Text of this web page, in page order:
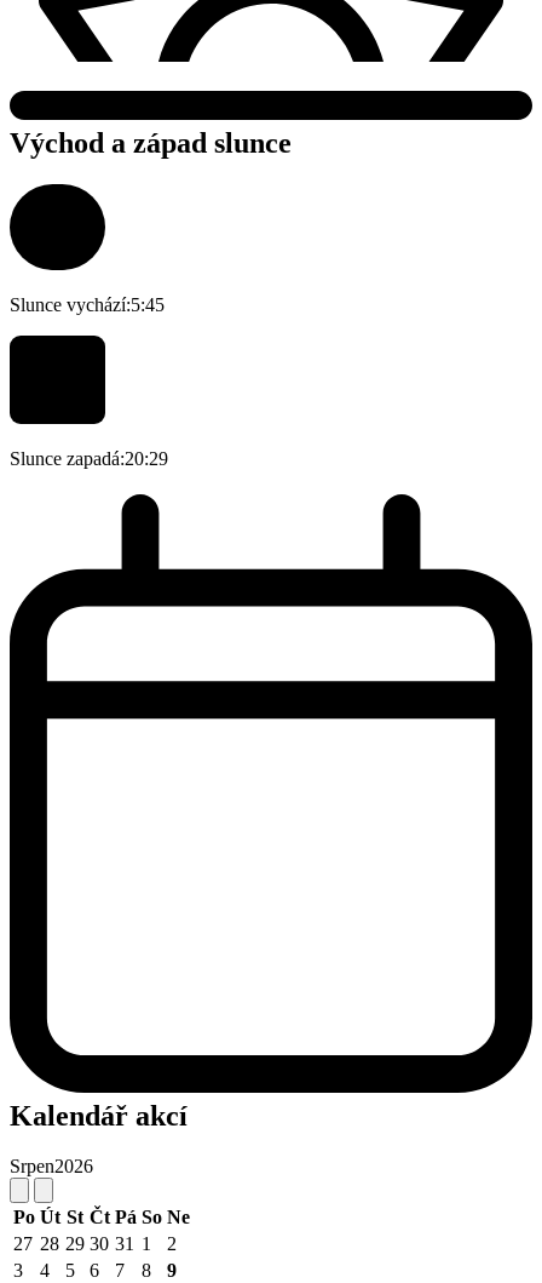
Východ a západ slunce
Slunce vychází:5:45
Slunce zapadá:20:29
Kalendář akcí
Srpen2026
Po Út St Čt Pá So Ne
27 28 29 30 31 1
2
3
4 5 6 7 8
9